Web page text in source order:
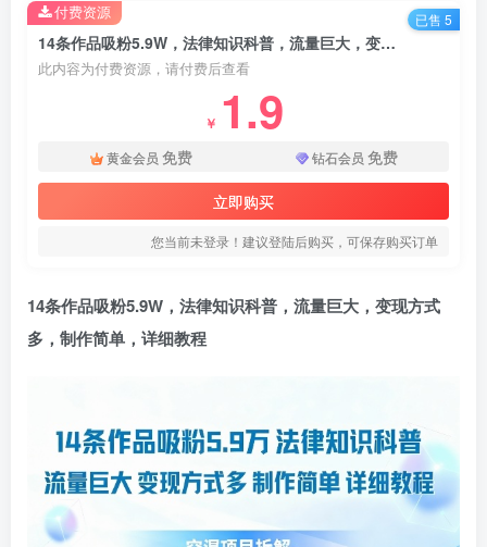
14条作品吸粉5.9W，法律知识科普，流量巨大，变现方式多，制作简单，详细教程
此内容为付费资源，请付费后查看
￥ 1.9
黄金会员 免费 钻石会员 免费
立即购买
您当前未登录！建议登陆后购买，可保存购买订单
付费资源 已售 5
14条作品吸粉5.9W， 法律知识科普 ，流量巨大，变现方式
多，制作简单，详细教程